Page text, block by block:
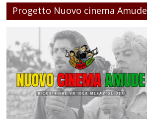
Progetto Nuovo cinema Amude